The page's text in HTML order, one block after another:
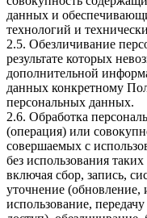
данных и
технологий и
2.5. Обезличивание
результате которых
дополнительной
данных конкретному
персональных данных.
2.6. Обработка
(операция) или
совершаемых с
без использования
включая сбор, запись,
уточнение (обновление,
использование,